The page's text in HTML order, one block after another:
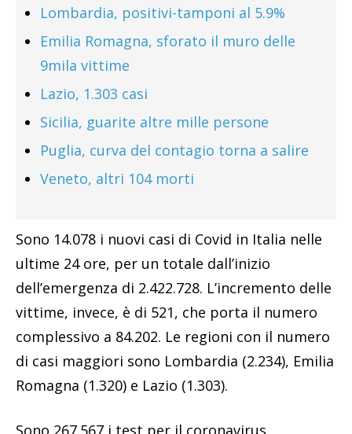
Lombardia, positivi-tamponi al 5.9%
Emilia Romagna, sforato il muro delle
9mila vittime
Lazio, 1.303 casi
Sicilia, guarite altre mille persone
Puglia, curva del contagio torna a salire
Veneto, altri 104 morti
Sono 14.078 i nuovi casi di Covid in Italia nelle
ultime 24 ore, per un totale dall’inizio
dell’emergenza di 2.422.728. L’incremento delle
vittime, invece, è di 521, che porta il numero
complessivo a 84.202. Le regioni con il numero
di casi maggiori sono Lombardia (2.234), Emilia
Romagna (1.320) e Lazio (1.303).
Sono 267.567 i test per il coronavirus